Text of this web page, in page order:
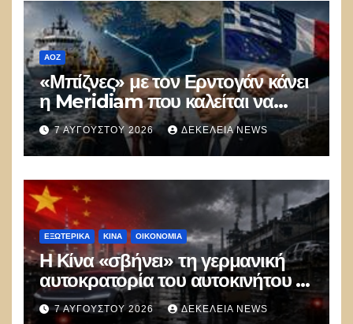
ΑΟΖ
«Μπίζνες» με τον Ερντογάν κάνει
η Meridiam που καλείται να
ξεμπλοκάρει το καλώδιο
Ελλάδας–Κύπρου
7 ΑΥΓΟΎΣΤΟΥ 2026 ΔΕΚΈΛΕΙΑ NEWS
ΕΞΩΤΕΡΙΚΑ ΚΊΝΑ ΟΙΚΟΝΟΜΙΑ
Η Κίνα «σβήνει» τη γερμανική
αυτοκρατορία του αυτοκινήτου –
100.000 απολύσεις, λουκέτα και
7 ΑΥΓΟΎΣΤΟΥ 2026 ΔΕΚΈΛΕΙΑ NEWS